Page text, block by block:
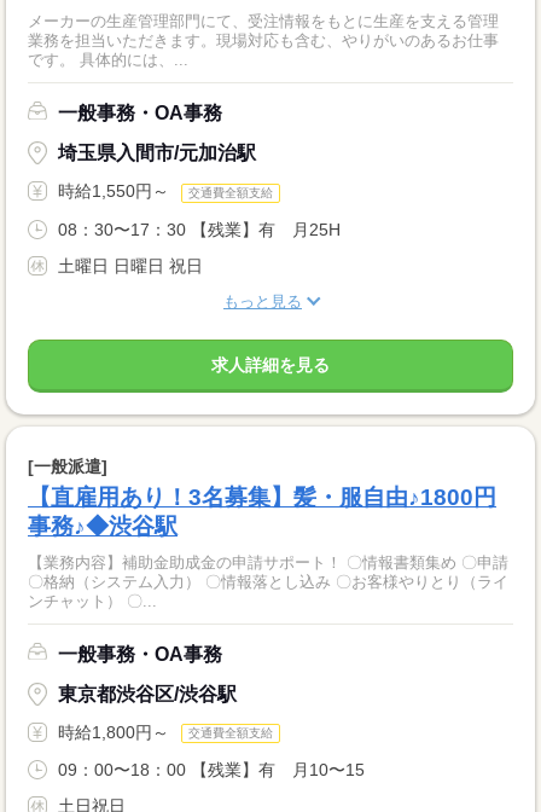
メーカーの生産管理部門にて、受注情報をもとに生産を支える管理
業務を担当いただきます。現場対応も含む、やりがいのあるお仕事
です。 具体的には、...
一般事務・OA事務
埼玉県入間市/元加治駅
時給1,550円～ 交通費全額支給
08：30〜17：30 【残業】有 月25H
土曜日 日曜日 祝日
もっと見る
求人詳細を見る
[一般派遣]
【直雇用あり！3名募集】髪・服自由♪1800円
事務♪◆渋谷駅
【業務内容】補助金助成金の申請サポート！ 〇情報書類集め 〇申請
〇格納（システム入力） 〇情報落とし込み 〇お客様やりとり（ライ
ンチャット） 〇...
一般事務・OA事務
東京都渋谷区/渋谷駅
時給1,800円～ 交通費全額支給
09：00〜18：00 【残業】有 月10〜15
土日祝日